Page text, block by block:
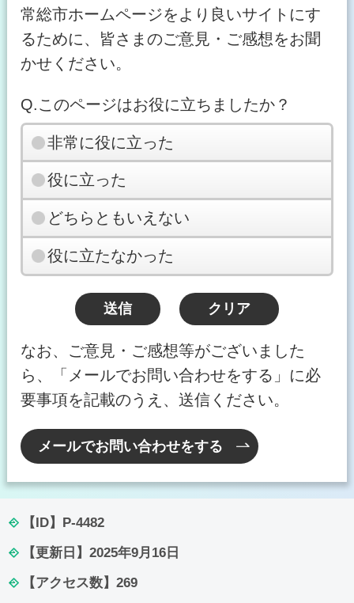
常総市ホームページをより良いサイトにす
るために、皆さまのご意見・ご感想をお聞
かせください。
Q.このページはお役に立ちましたか？
非常に役に立った
役に立った
どちらともいえない
役に立たなかった
なお、ご意見・ご感想等がございました
ら、「メールでお問い合わせをする」に必
要事項を記載のうえ、送信ください。
メールでお問い合わせをする
【ID】 P-4482
【更新日】 2025年9月16日
【アクセス数】 269